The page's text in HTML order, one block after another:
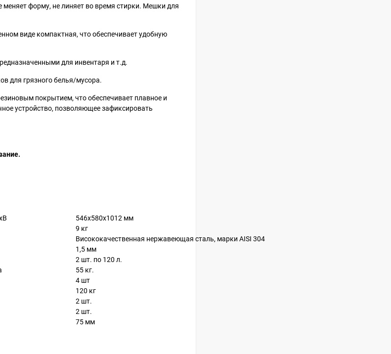
меняет форму, не линяет во время стирки. Мешки для
виде компактная, что обеспечивает удобную
для инвентаря и т.д.
для грязного белья/мусора.
покрытием, что обеспечивает плавное и
устройство, позволяющее зафиксировать
546х580х1012 мм
9 кг
Висококачественная нержавеющая сталь, марки AISI 304
1,5 мм
2 шт. по 120 л.
55 кг.
4 шт
120 кг
2 шт.
2 шт.
75 мм